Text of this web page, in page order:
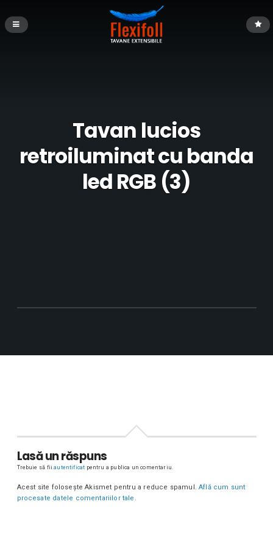
Tavan lucios
retroiluminat cu banda
led RGB (3)
Lasă un răspuns
Trebuie să fiiautentificat pentru a publica un comentariu.
Acest site folosește Akismet pentru a reduce spamul.Află cum sunt
procesate datele comentariilor tale